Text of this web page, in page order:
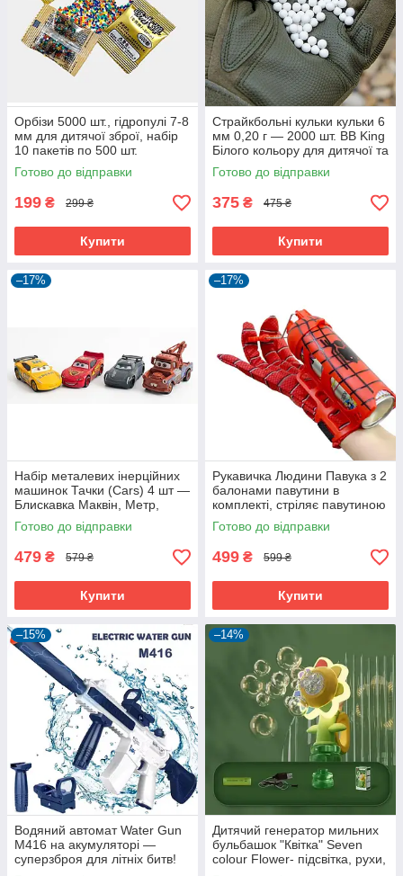
Орбізи 5000 шт., гідропулі 7-8
мм для дитячої зброї, набір
10 пакетів по 500 шт.
Готово до відправки
199 ₴ 299 ₴
Купити
Страйкбольні кульки кульки 6
мм 0,20 г — 2000 шт. BB King
Білого кольору для дитячої та
пневматичної зброї
Готово до відправки
375 ₴ 475 ₴
Купити
–17%
Набір металевих інерційних
машинок Тачки (Cars) 4 шт —
Блискавка Маквін, Метр,
Джексон Шторм, Круз
Рамірес, гумові колеса
Готово до відправки
479 ₴ 579 ₴
Купити
–17%
Рукавичка Людини Павука з 2
балонами павутини в
комплекті, стріляє павутиною
Готово до відправки
499 ₴ 599 ₴
Купити
–15%
Водяний автомат Water Gun
M416 на акумуляторі —
суперзброя для літніх битв!
–14%
Дитячий генератор мильних
бульбашок "Квітка" Seven
colour Flower- підсвітка, рухи,